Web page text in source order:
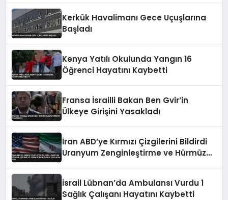
Kerkük Havalimanı Gece Uçuşlarına
Başladı
Kenya Yatılı Okulunda Yangın 16
Öğrenci Hayatını Kaybetti
Fransa İsrailli Bakan Ben Gvir’in
Ülkeye Girişini Yasakladı
İran ABD’ye Kırmızı Çizgilerini Bildirdi
Uranyum Zenginleştirme ve Hürmüz
İsrail Lübnan’da Ambulansı Vurdu 1
Sağlık Çalışanı Hayatını Kaybetti